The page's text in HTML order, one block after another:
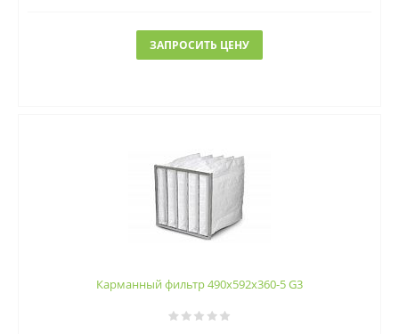
ЗАПРОСИТЬ ЦЕНУ
Карманный фильтр 490х592х360-5 G3